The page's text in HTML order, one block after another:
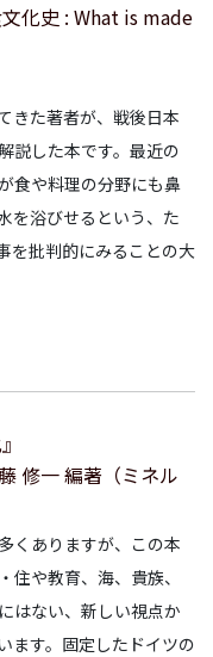
化史 : What is made
きた著者が、戦後日本
説した本です。最近の
食や料理の分野にも鼻
を浴びせるという、た
を批判的にみることの大
修一 編著（ミネル
くありますが、この本
や教育、海、貴族、
はない、新しい視点か
ます。固定したドイツの